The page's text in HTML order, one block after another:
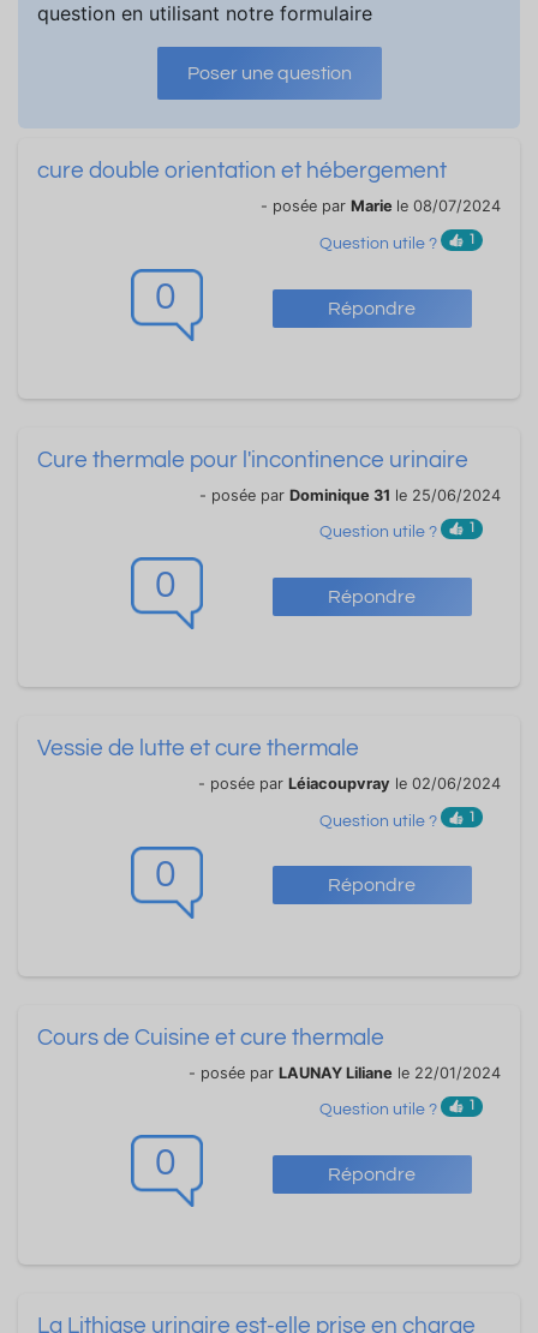
question en utilisant notre formulaire
Poser une question
0 Répondre
cure double orientation et hébergement
- posée par Marie le 08/07/2024
Question utile ? 1
0 Répondre
Cure thermale pour l'incontinence urinaire
- posée par Dominique 31 le 25/06/2024
Question utile ?
0 Répondre
Vessie de lutte et cure thermale
- posée par Léiacoupvray le 02/06/2024
Question utile ? 1
0 Répondre
Cours de Cuisine et cure thermale
- posée par LAUNAY Liliane le 22/01/2024
Question utile ? 1
La Lithiase urinaire est-elle prise en charge